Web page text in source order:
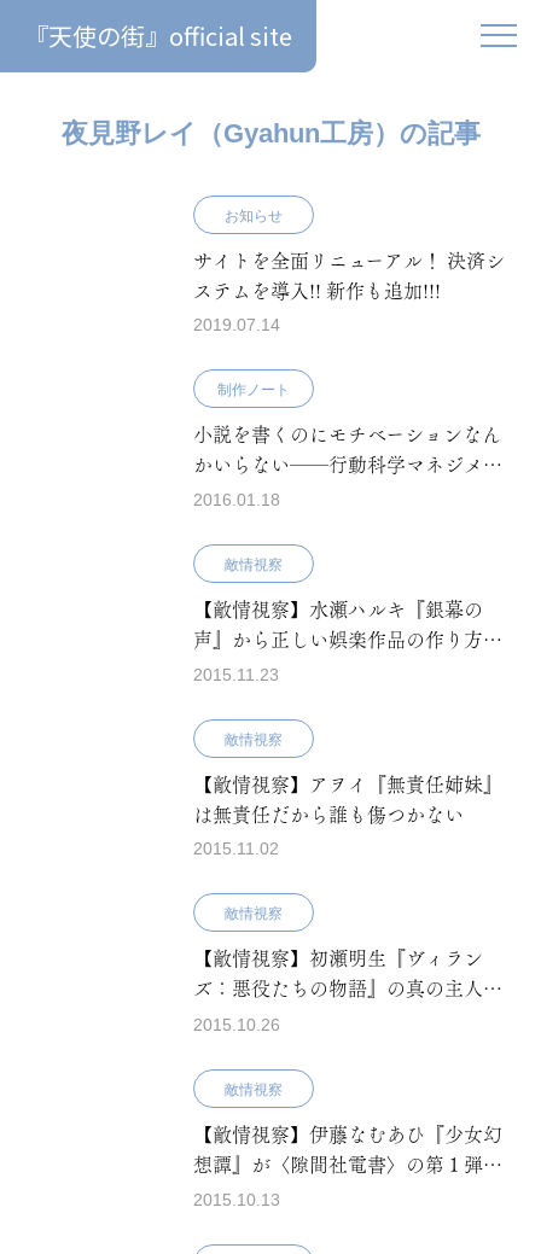
『天使の街』official site
夜見野レイ（Gyahun工房）の記事
お知らせ
サイトを全面リニューアル！ 決済シ
ステムを導入!! 新作も追加!!!
2019.07.14
制作ノート
小説を書くのにモチベーションなん
かいらない──行動科学マネジメン
トの実践
2016.01.18
敵情視察
【敵情視察】水瀬ハルキ『銀幕の
声』から正しい娯楽作品の作り方を
学ぶ
2015.11.23
敵情視察
【敵情視察】アヲイ『無責任姉妹』
は無責任だから誰も傷つかない
2015.11.02
敵情視察
【敵情視察】初瀬明生『ヴィラン
ズ：悪役たちの物語』の真の主人公
は誰だったのか？
2015.10.26
敵情視察
【敵情視察】伊藤なむあひ『少女幻
想譚』が〈隙間社電書〉の第１弾だ
った理由
2015.10.13